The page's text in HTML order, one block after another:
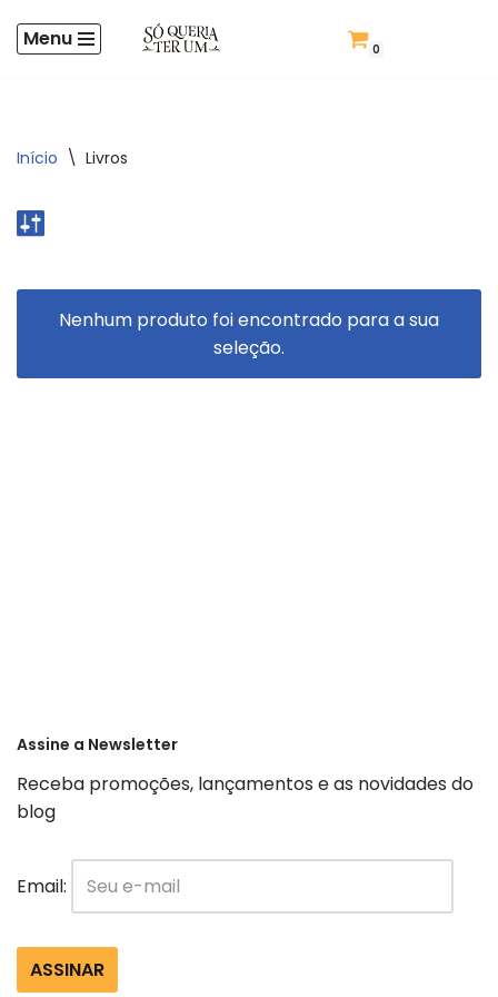
Pular
conteúdo
Menu 0
Início \ Livros
Nenhum produto foi encontrado para a sua
seleção.
Assine a Newsletter
Receba promoções, lançamentos e as novidades do
blog
Email: